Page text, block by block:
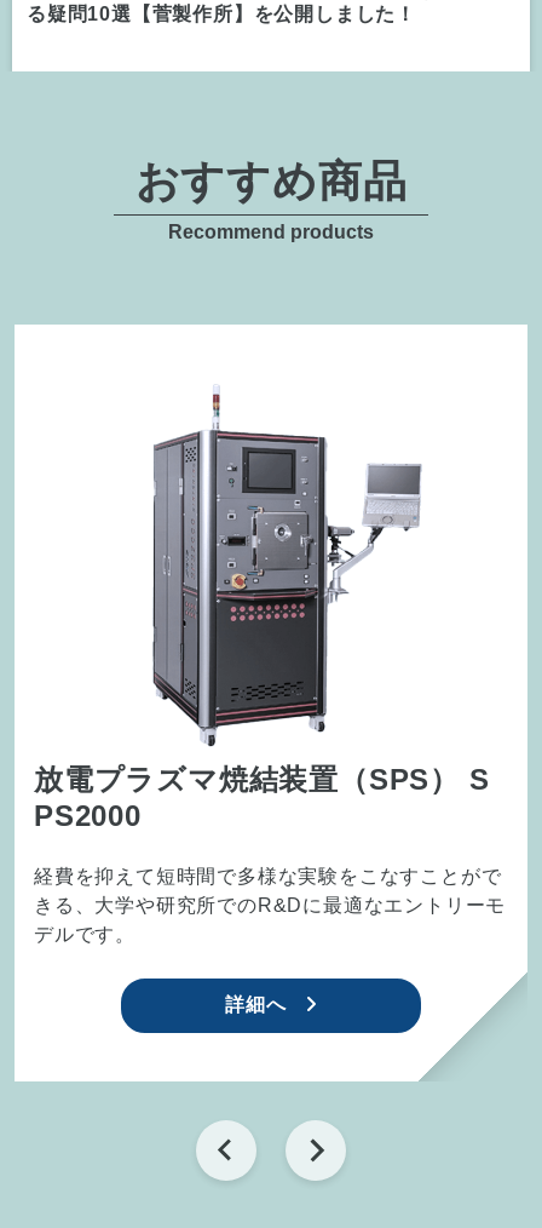
る疑問10選【菅製作所】を公開しました！
おすすめ商品
Recommend products
テスト成膜サービス
装置の新規導入を前提としたお客様を対象に、弊社
保有のデモ機によるシリコンウェハやお客様御支給
のサンプルに対するテスト成膜サービスを行ってお